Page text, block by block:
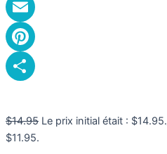
Twitter
Email
Pinterest
$14.95 Le prix initial était : $14.95.
$11.95.